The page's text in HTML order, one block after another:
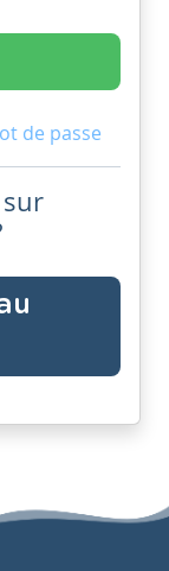
de passe